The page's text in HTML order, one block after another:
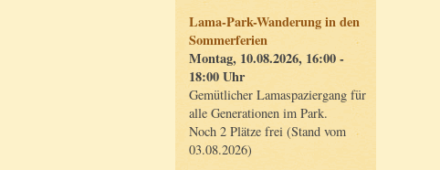
Lama-Park-Wanderung in den
Sommerferien
Montag, 10.08.2026, 16:00 -
18:00 Uhr
Gemütlicher Lamaspaziergang für
alle Generationen im Park.
Noch 2 Plätze frei (Stand vom
03.08.2026)